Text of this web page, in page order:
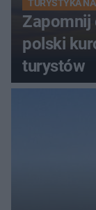
TURYSTYKA
Zapomnij
polski
turystów